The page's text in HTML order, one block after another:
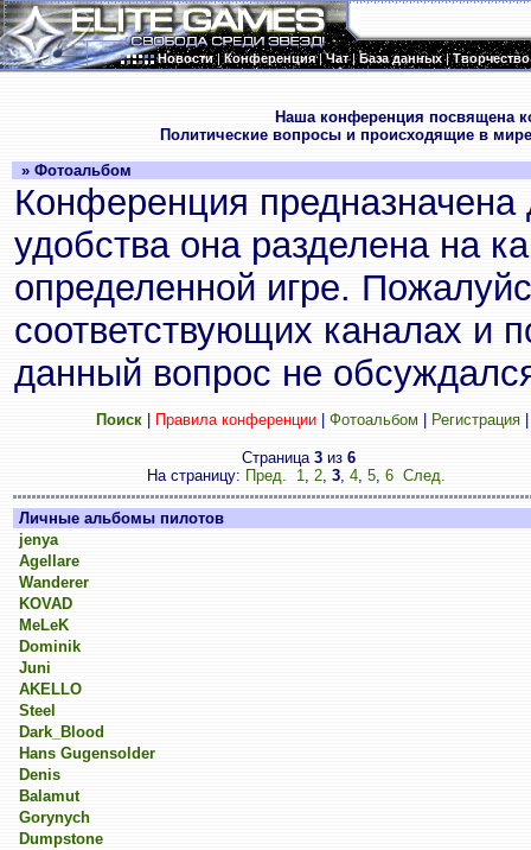
Новости|Конференция|Чат|База данных|Творчество
Наша конференция посвящена
Политические вопросы и происходящие в
» Фотоальбом
Конференция
удобства она разделена на
определенной игре.
соответствующих каналах и
данный вопрос не
Поиск| Правила конференции| Фотоальбом Регистрация
Страница 3 из 6
На страницу: Пред. 1, 2, 3, 4, 5, 6 След.
Личные альбомы пилотов
jenya
Agellare
Wanderer
KOVAD
MeLeK
Dominik
Juni
AKELLO
Steel
Dark_Blood
Hans Gugensolder
Denis
Balamut
Gorynych
Dumpstone